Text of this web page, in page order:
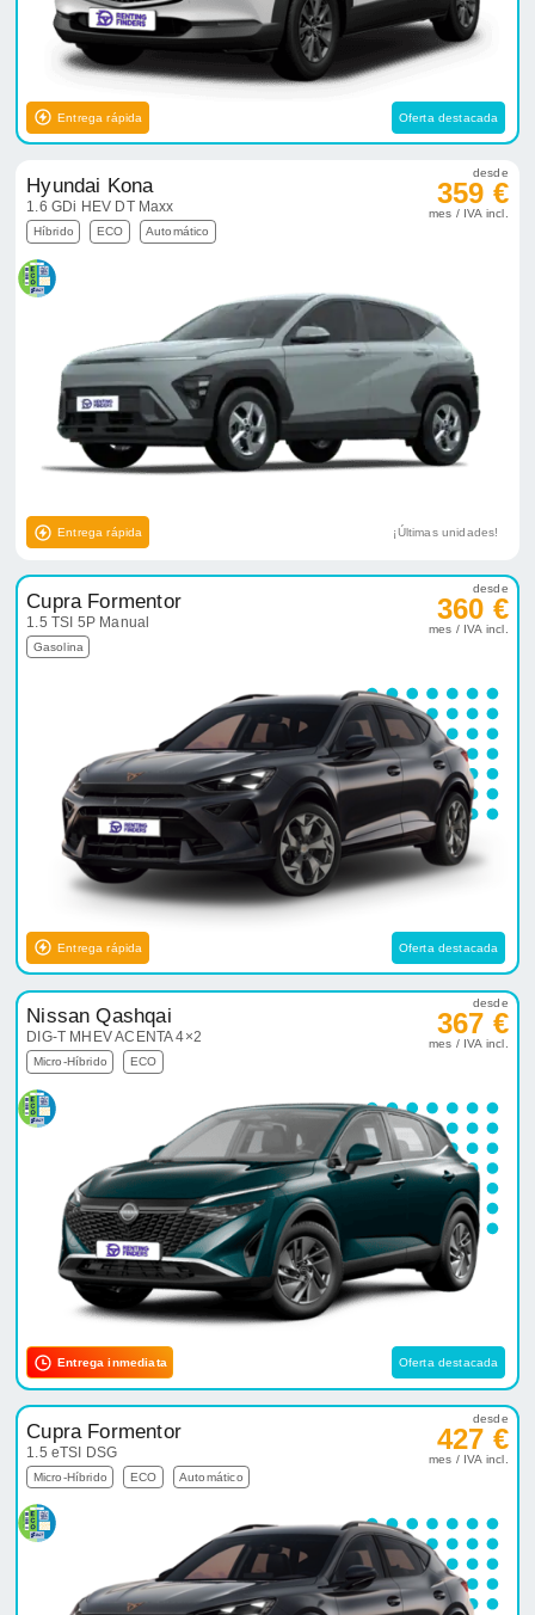
Entrega rápida Oferta destacada
Hyundai Kona
1.6 GDi HEV DT Maxx
Híbrido ECO Automático
desde
359 €
mes / IVA incl.
Entrega rápida ¡Últimas unidades!
Cupra Formentor
1.5 TSI 5P Manual
Gasolina
desde
360 €
mes / IVA incl.
Entrega rápida Oferta destacada
Nissan Qashqai
DIG-T MHEV ACENTA 4×2
Micro-Híbrido ECO
desde
367 €
mes / IVA incl.
Entrega inmediata Oferta destacada
Cupra Formentor
1.5 eTSI DSG
Micro-Híbrido ECO Automático
desde
427 €
mes / IVA incl.